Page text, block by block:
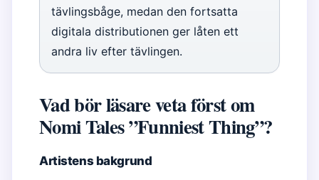
tävlingsbåge, medan den fortsatta
digitala distributionen ger låten ett
andra liv efter tävlingen.
Vad bör läsare veta först om
Nomi Tales ”Funniest Thing”?
Artistens bakgrund